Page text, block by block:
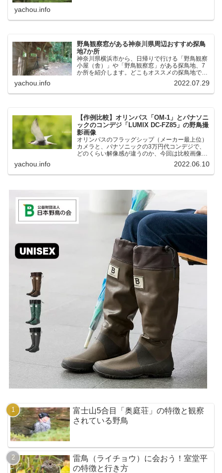
yachou.info
野鳥観察窓がある神奈川県周辺おすすめ探鳥
地7か所
神奈川県横浜市から、日帰りで行ける「野鳥観察
小屋（舎）」や「野鳥観察窓」がある探鳥地、7
か所を紹介します。どこもオススメの探鳥地で
す。実際に訪れてみると、野山にいる野鳥、海や
湖にいる野鳥それぞれ違う観察になりました。街
中にあり、電車で行ける...
yachou.info 2022.07.29
【作例比較】オリンパス「OM-1」とパナソニ
ックのコンデジ「LUMIX DC-FZ85」の野鳥撮
影画像
オリンパスのフラッグシップ（メーカー最上位）
カメラと、パナソニックの3万円代コンデジで、
どのくらい解像感が違うのか、今回は比較画像を
紹介します。私はコンデジを愛用しているのです
が、相棒がオリンパス「OM-1」を使い始めたと
ころ、同じ被写体で...
yachou.info 2022.06.10
富士山5合目「奥庭荘」の特徴と観察
されている野鳥
雷鳥（ライチョウ）に会おう！室堂平
の特徴と行き方